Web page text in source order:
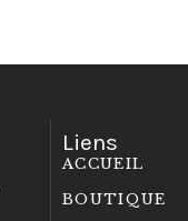
Liens
ACCUEIL
BOUTIQUE